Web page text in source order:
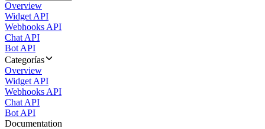
Overview
Widget API
Webhooks API
Chat API
Bot API
Categorías
Overview
Widget API
Webhooks API
Chat API
Bot API
Documentation